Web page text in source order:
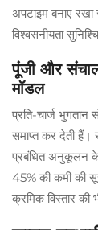
अपटाइम बनाए
विश्वसनीयता
पूंजी और
मॉडल
प्रति-चार्ज
समाप्त कर देती हैं।
प्रबंधित अनुकूलन के
45% की कमी की
क्रमिक विस्तार की